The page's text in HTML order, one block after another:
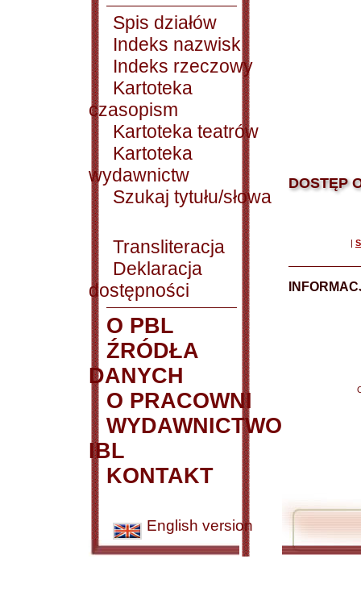
Spis działów
Indeks nazwisk
Indeks rzeczowy
Kartoteka
czasopism
Kartoteka teatrów
Kartoteka
wydawnictw
Szukaj tytułu/słowa
Transliteracja
Deklaracja
dostępności
O PBL
ŹRÓDŁA
DANYCH
O PRACOWNI
WYDAWNICTWO
IBL
KONTAKT
English version
DOSTĘP
|